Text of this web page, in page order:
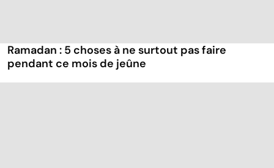
Ramadan : 5 choses à ne surtout pas faire
pendant ce mois de jeûne